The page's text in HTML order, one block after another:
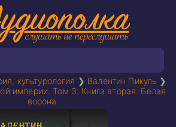
культурология ❯ Валентин Пикуль ❯
империи. Том 3. Книга вторая. Белая
ворона